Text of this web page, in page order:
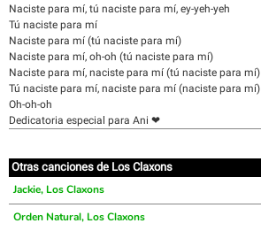
Naciste para mí, tú naciste para mí, ey-yeh-yeh
Tú naciste para mí
Naciste para mí (tú naciste para mí)
Naciste para mí, oh-oh (tú naciste para mí)
Naciste para mí, naciste para mí (tú naciste para mí)
Tú naciste para mí, naciste para mí (naciste para mí)
Oh-oh-oh
Dedicatoria especial para Ani ❤
Otras canciones de Los Claxons
Jackie, Los Claxons
Orden Natural, Los Claxons